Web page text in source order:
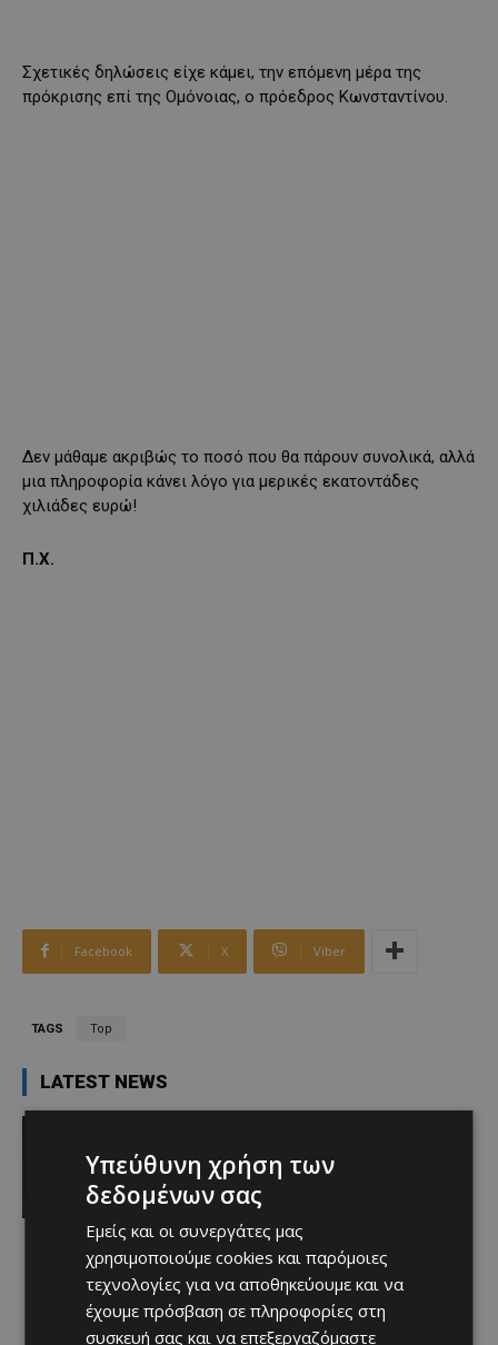
Σχετικές δηλώσεις είχε κάμει, την επόμενη μέρα της
πρόκρισης επί της Ομόνοιας, ο πρόεδρος Κωνσταντίνου.
Δεν μάθαμε ακριβώς το ποσό που θα πάρουν συνολικά, αλλά
μια πληροφορία κάνει λόγο για μερικές εκατοντάδες
χιλιάδες ευρώ!
Π.Χ.
Facebook X Viber
TAGS Top
LATEST NEWS
Μέσι για τον πατέρα του (ΒΙΝΤΕΟ)
Υπεύθυνη χρήση των
δεδομένων σας
Εμείς και οι συνεργάτες μας
χρησιμοποιούμε cookies και παρόμοιες
τεχνολογίες για να αποθηκεύουμε και να
έχουμε πρόσβαση σε πληροφορίες στη
συσκευή σας και να επεξεργαζόμαστε